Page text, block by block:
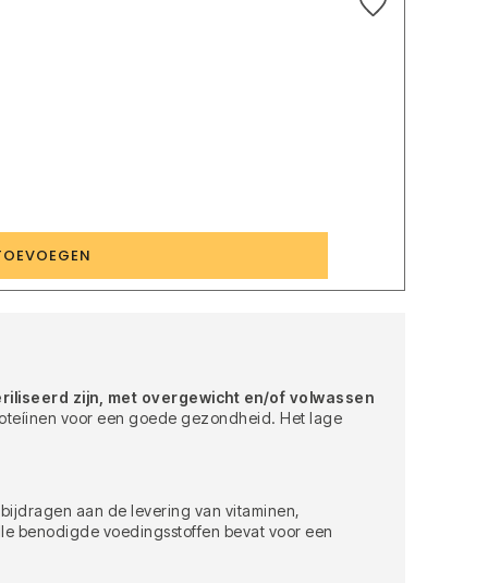
zijn, met overgewicht en/of volwassen
voor een goede gezondheid. Het lage
aan de levering van vitaminen,
benodigde voedingsstoffen bevat voor een